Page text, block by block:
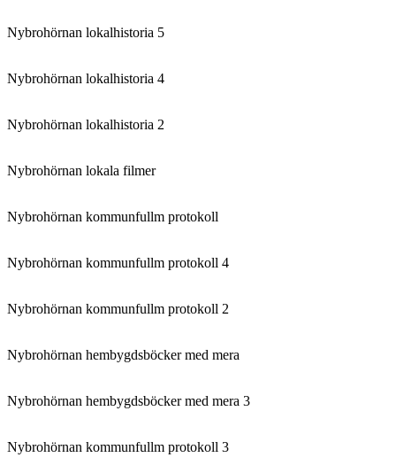
Nybrohörnan lokalhistoria 5
Nybrohörnan lokalhistoria 4
Nybrohörnan lokalhistoria 2
Nybrohörnan lokala filmer
Nybrohörnan kommunfullm protokoll
Nybrohörnan kommunfullm protokoll 4
Nybrohörnan kommunfullm protokoll 2
Nybrohörnan hembygdsböcker med mera
Nybrohörnan hembygdsböcker med mera 3
Nybrohörnan kommunfullm protokoll 3